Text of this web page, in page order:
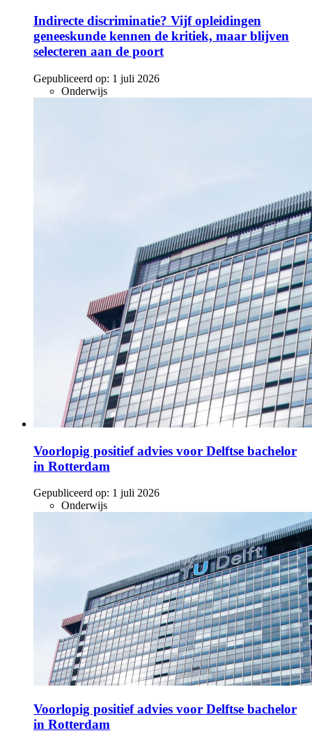
Indirecte discriminatie? Vijf opleidingen
geneeskunde kennen de kritiek, maar blijven
selecteren aan de poort
Gepubliceerd op: 1 juli 2026
Onderwijs
Voorlopig positief advies voor Delftse bachelor
in Rotterdam
Gepubliceerd op: 1 juli 2026
Onderwijs
Voorlopig positief advies voor Delftse bachelor
in Rotterdam